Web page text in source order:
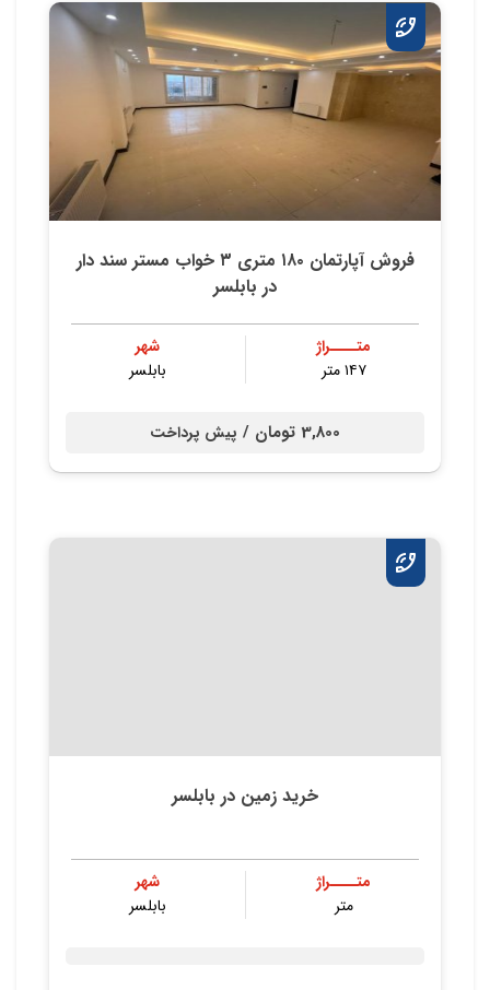
فروش آپارتمان ۱۸۰ متری ۳ خواب مستر سند دار
در بابلسر
متــــراژ
۱۴۷ متر
شهر
بابلسر
3,800 تومان / پیش پرداخت
خرید زمین در بابلسر
متــــراژ
متر
شهر
بابلسر